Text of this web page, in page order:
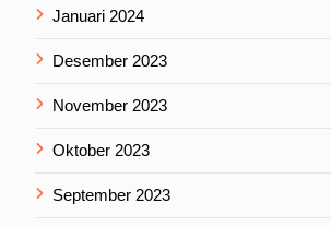
Januari 2024
Desember 2023
November 2023
Oktober 2023
September 2023